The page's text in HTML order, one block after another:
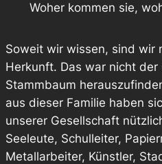
Woher kommen sie,
Soweit wir wissen, sind wir
Herkunft. Das war nicht der
Stammbaum
aus dieser Familie haben
unserer Gesellschaft
Seeleute, Schulleiter,
Metallarbeiter, Künstler,